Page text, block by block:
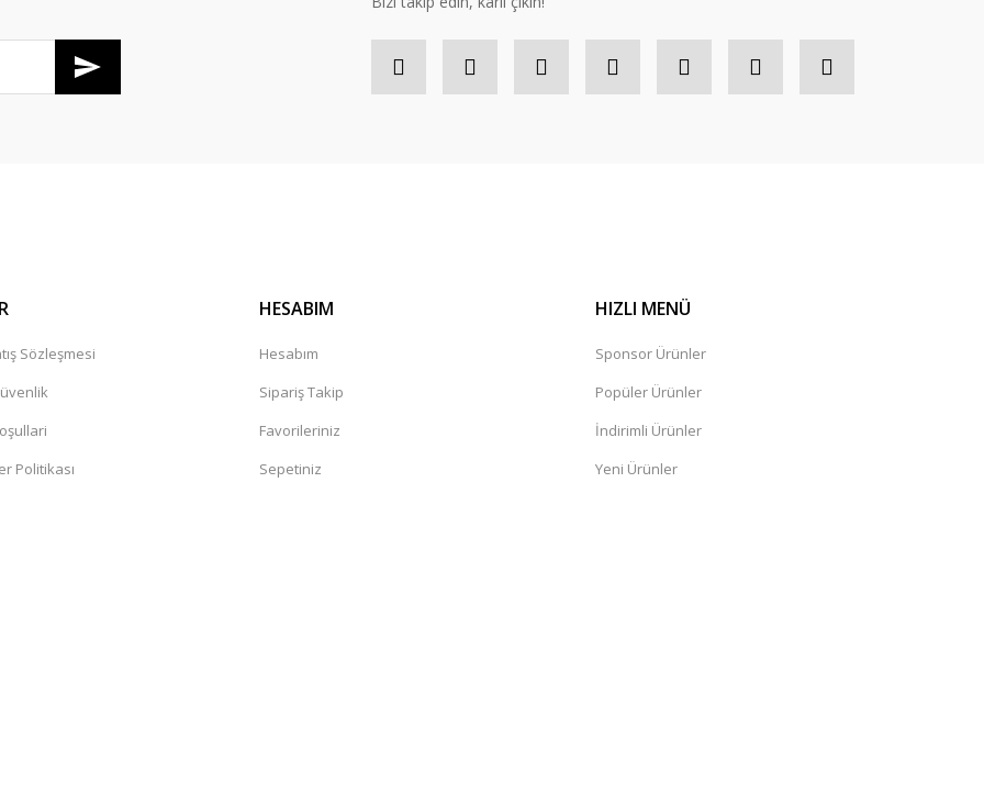
Sözleşmesi
Politikası
HESABIM
Hesabım
Sipariş Takip
Favorileriniz
Sepetiniz
HIZLI MENÜ
Sponsor Ürünler
Popüler Ürünler
İndirimli Ürünler
Yeni Ürünler